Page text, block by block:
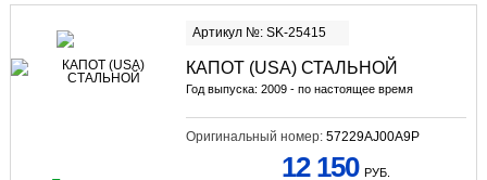
Артикул №: SK-25415
КАПОТ (USA) СТАЛЬНОЙ
Год выпуска: 2009 - по настоящее время
Оригинальный номер: 57229AJ00A9P
12 150 РУБ.